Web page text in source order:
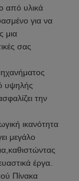
από υλικά
για να
μια
σας
υψηλής
την
ικανότητα
μεγάλο
έργα.
Πίνακα